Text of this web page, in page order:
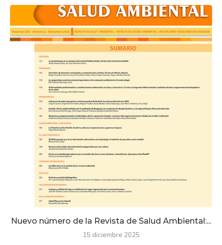
Nuevo número de la Revista de Salud Ambiental:...
15 diciembre 2025